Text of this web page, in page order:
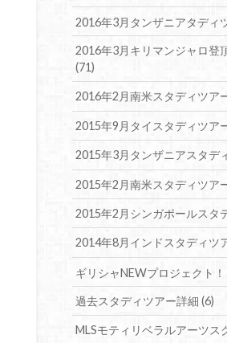
2016年3月タンザニアタディ
2016年3月キリマンジャロ登
(71)
2016年2月南米スタディツア
2015年9月タイスタディツア
2015年3月タンザニアスタデ
2015年2月南米スタディツア
2015年2月シンガポールスタ
2014年8月インドスタディツ
ギリシャNEWプロジェクト
過去スタディツアー詳細(6)
MLSモティリベラルアーツス